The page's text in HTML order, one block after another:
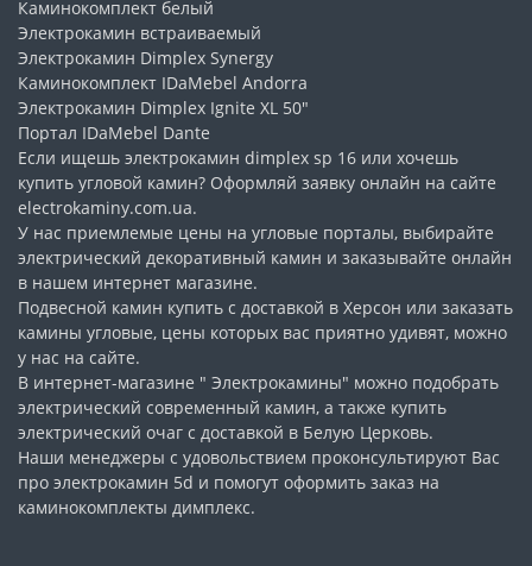
Каминокомплект белый
Электрокамин встраиваемый
Электрокамин Dimplex Synergy
Каминокомплект IDaMebel Andorra
Электрокамин Dimplex Ignite XL 50"
Портал IDaMebel Dante
Если ищешь электрокамин dimplex sp 16 или хочешь
купить угловой камин? Оформляй заявку онлайн на сайте
electrokaminy.com.ua.
У нас приемлемые цены на угловые порталы, выбирайте
электрический декоративный камин и заказывайте онлайн
в нашем интернет магазине.
Подвесной камин купить с доставкой в Херсон или заказать
камины угловые, цены которых вас приятно удивят, можно
у нас на сайте.
В интернет-магазине " Электрокамины" можно подобрать
электрический современный камин, а также купить
электрический очаг с доставкой в Белую Церковь.
Наши менеджеры с удовольствием проконсультируют Вас
про электрокамин 5d и помогут оформить заказ на
каминокомплекты димплекс.